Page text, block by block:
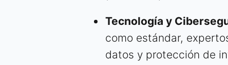
Tecnología y
como estándar,
datos y protección de